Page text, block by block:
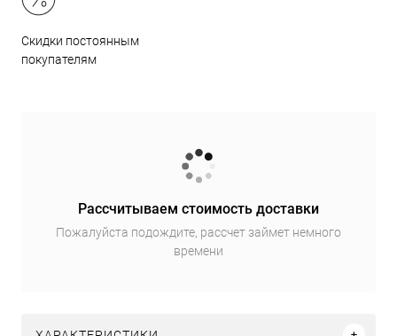
Скидки постоянным
покупателям
Рассчитываем стоимость доставки
Пожалуйста подождите, рассчет займет немного
времени